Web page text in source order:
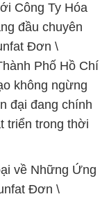
Công Ty Hóa
đầu chuyên
Đơn \
Phố Hồ Chí
không ngừng
đại đang chính
triển trong thời
về Những Ứng
Đơn \